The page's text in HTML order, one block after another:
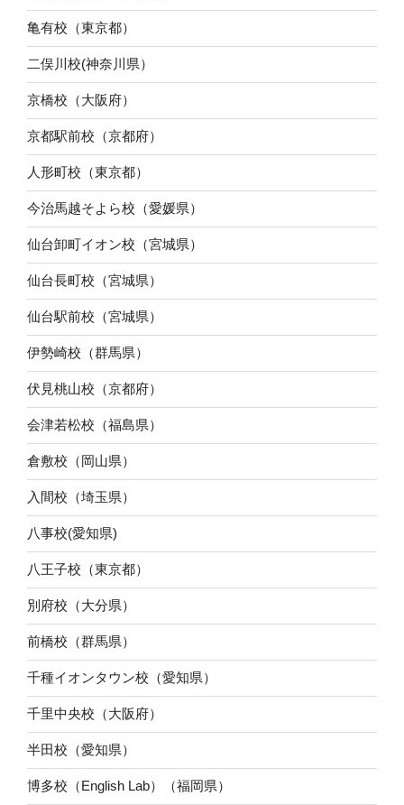
亀有校（東京都）
二俣川校(神奈川県）
京橋校（大阪府）
京都駅前校（京都府）
人形町校（東京都）
今治馬越そよら校（愛媛県）
仙台卸町イオン校（宮城県）
仙台長町校（宮城県）
仙台駅前校（宮城県）
伊勢崎校（群馬県）
伏見桃山校（京都府）
会津若松校（福島県）
倉敷校（岡山県）
入間校（埼玉県）
八事校(愛知県)
八王子校（東京都）
別府校（大分県）
前橋校（群馬県）
千種イオンタウン校（愛知県）
千里中央校（大阪府）
半田校（愛知県）
博多校（English Lab）（福岡県）